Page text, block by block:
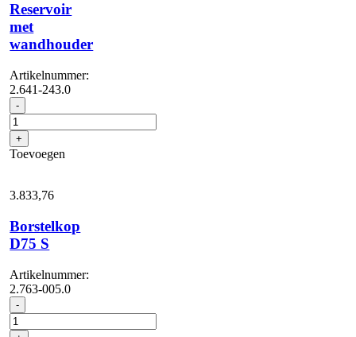
Reservoir
met
wandhouder
Artikelnummer:
2.641-243.0
- Reservoir
met
wandhouder
aantal
+
Toevoegen
3.833,76
Borstelkop
D75 S
Artikelnummer:
2.763-005.0
- Borstelkop
D75
S